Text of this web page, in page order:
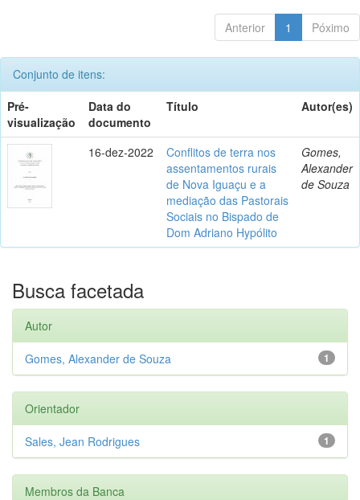
Anterior 1 Póximo
Conjunto de itens:
Pré-
visualização
Data do
documento
Título Autor(es)
16-dez-2022
Conflitos de terra nos
assentamentos rurais
de Nova Iguaçu e a
mediação das Pastorais
Sociais no Bispado de
Dom Adriano Hypólito
Gomes,
Alexander
de Souza
Busca facetada
Autor
1
Gomes, Alexander de Souza
Orientador
1
Sales, Jean Rodrigues
Membros da Banca